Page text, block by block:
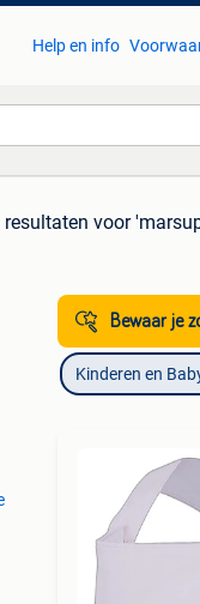
Help en info
resultaten voor
Bewaar je
Kinderen en